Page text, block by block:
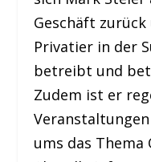
Geschäft
Privatier in der
betreibt und
Zudem ist er
ums das